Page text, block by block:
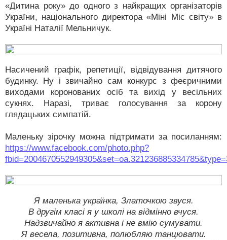
«Дитина року» до одного з найкращих організаторів
України, національного директора «Міні Міс світу» в
Україні Наталії Мельничук.
Насичений графік, репетиції, відвідування дитячого
будинку. Ну і звичайно сам конкурс з феєричними
виходами коронованих осіб та вихід у весільних
сукнях. Наразі, триває голосування за корону
глядацьких симпатій.
Маленьку зірочку можна підтримати за посиланням:
https://www.facebook.com/photo.php?
Я маленька українка, Златочкою звуся.
В другім класі я у школі на відмінно вчуся.
Надзвичайно я активна і не вмію сумувати.
Я весела, позитивна, полюбляю танцювати.